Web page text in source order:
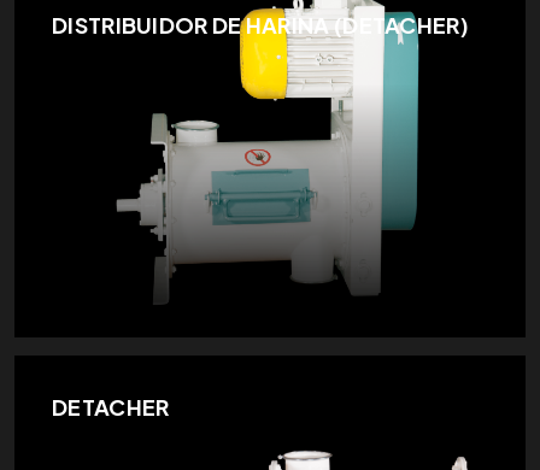
DISTRIBUIDOR DE HARINA (DETACHER)
DETACHER